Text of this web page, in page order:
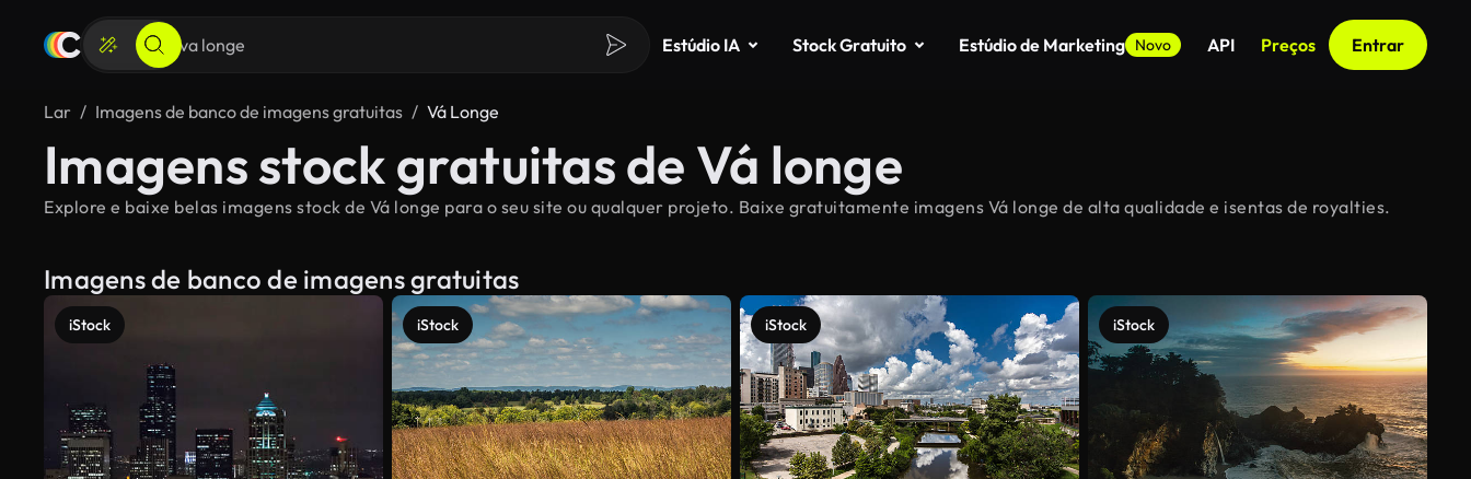
Estúdio IA Stock Gratuito Estúdio de Marketing Novo API Preços Entrar
Lar Imagens de banco de imagens gratuitas Vá Longe
Imagens stock gratuitas de Vá longe
Explore e baixe belas imagens stock de Vá longe para o seu site ou qualquer projeto. Baixe gratuitamente imagens Vá longe de alta qualidade e isentas de royalties.
Imagens de banco de imagens gratuitas
iStock iStock iStock iStock